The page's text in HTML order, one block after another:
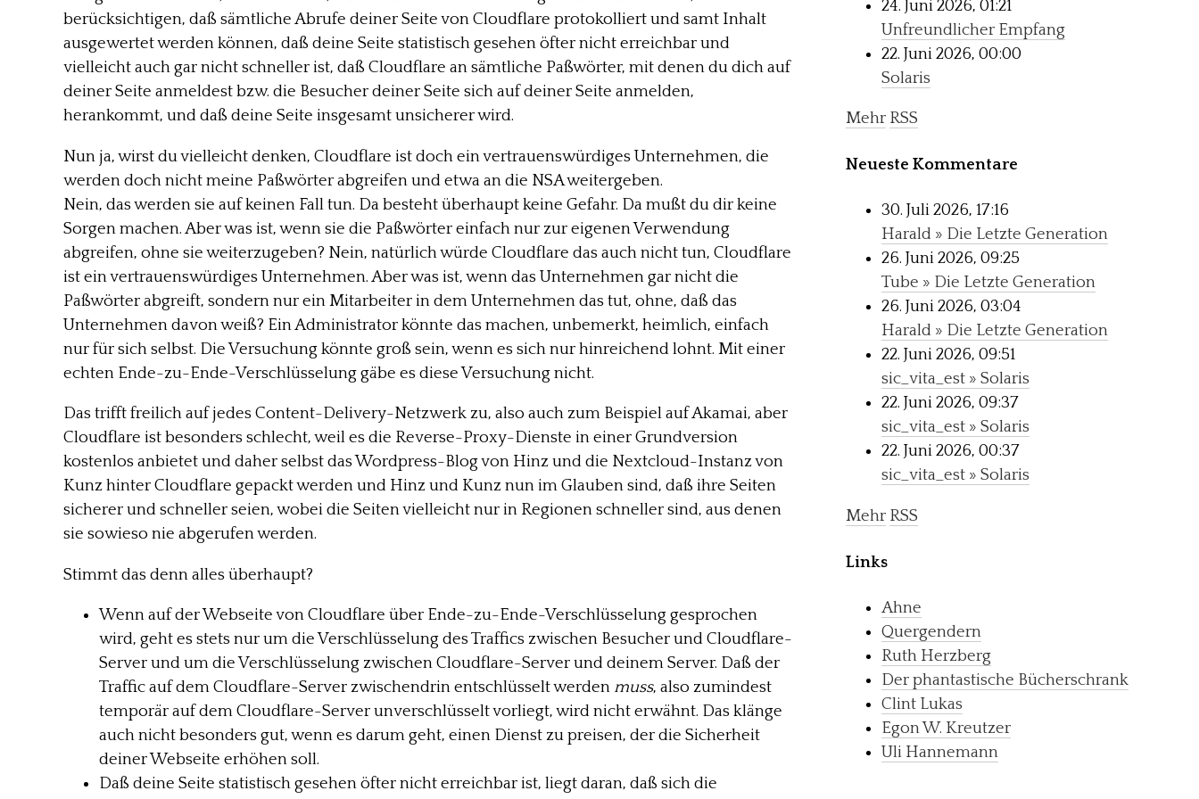
berücksichtigen, daß sämtliche Abrufe deiner Seite von Cloudflare protokolliert und samt Inhalt
ausgewertet werden können, daß deine Seite statistisch gesehen öfter nicht erreichbar und
vielleicht auch gar nicht schneller ist, daß Cloudflare an sämtliche Paßwörter, mit denen du dich auf
deiner Seite anmeldest bzw. die Besucher deiner Seite sich auf deiner Seite anmelden,
herankommt, und daß deine Seite insgesamt unsicherer wird.
Nun ja, wirst du vielleicht denken, Cloudflare ist doch ein vertrauenswürdiges Unternehmen, die
werden doch nicht meine Paßwörter abgreifen und etwa an die NSA weitergeben.
Nein, das werden sie auf keinen Fall tun. Da besteht überhaupt keine Gefahr. Da mußt du dir keine
Sorgen machen. Aber was ist, wenn sie die Paßwörter einfach nur zur eigenen Verwendung
abgreifen, ohne sie weiterzugeben? Nein, natürlich würde Cloudflare das auch nicht tun, Cloudflare
ist ein vertrauenswürdiges Unternehmen. Aber was ist, wenn das Unternehmen gar nicht die
Paßwörter abgreift, sondern nur ein Mitarbeiter in dem Unternehmen das tut, ohne, daß das
Unternehmen davon weiß? Ein Administrator könnte das machen, unbemerkt, heimlich, einfach
nur für sich selbst. Die Versuchung könnte groß sein, wenn es sich nur hinreichend lohnt. Mit einer
echten Ende-zu-Ende-Verschlüsselung gäbe es diese Versuchung nicht.
Das trifft freilich auf jedes Content-Delivery-Netzwerk zu, also auch zum Beispiel auf Akamai, aber
Cloudflare ist besonders schlecht, weil es die Reverse-Proxy-Dienste in einer Grundversion
kostenlos anbietet und daher selbst das Wordpress-Blog von Hinz und die Nextcloud-Instanz von
Kunz hinter Cloudflare gepackt werden und Hinz und Kunz nun im Glauben sind, daß ihre Seiten
sicherer und schneller seien, wobei die Seiten vielleicht nur in Regionen schneller sind, aus denen
sie sowieso nie abgerufen werden.
Stimmt das denn alles überhaupt?
Wenn auf der Webseite von Cloudflare über Ende-zu-Ende-Verschlüsselung gesprochen
wird, geht es stets nur um die Verschlüsselung des Traffics zwischen Besucher und Cloudflare-
Server und um die Verschlüsselung zwischen Cloudflare-Server und deinem Server. Daß der
Traffic auf dem Cloudflare-Server zwischendrin entschlüsselt werdenmuss, also zumindest
temporär auf dem Cloudflare-Server unverschlüsselt vorliegt, wird nicht erwähnt. Das klänge
auch nicht besonders gut, wenn es darum geht, einen Dienst zu preisen, der die Sicherheit
deiner Webseite erhöhen soll.
Daß deine Seite statistisch gesehen öfter nicht erreichbar ist, liegt daran, daß sich die
24. Juni 2026, 01:21
Unfreundlicher Empfang
22. Juni 2026, 00:00
Solaris
Mehr RSS
Neueste Kommentare
30. Juli 2026, 17:16
Harald » Die Letzte Generation
26. Juni 2026, 09:25
Tube » Die Letzte Generation
26. Juni 2026, 03:04
Harald » Die Letzte Generation
22. Juni 2026, 09:51
sic_vita_est » Solaris
22. Juni 2026, 09:37
sic_vita_est » Solaris
22. Juni 2026, 00:37
sic_vita_est » Solaris
Mehr RSS
Links
Ahne
Quergendern
Ruth Herzberg
Der phantastische Bücherschrank
Clint Lukas
Egon W. Kreutzer
Uli Hannemann